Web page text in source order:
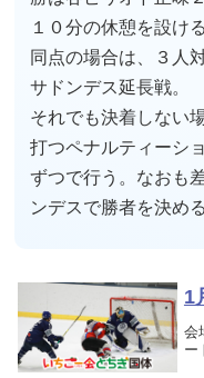
１０分の休憩を設ける
同点の場合は、３人
サドンデス延長戦。
それでも決着しない
打つペナルティーシ
ずつで行う。なおも
ンデスで勝者を決める
1
会
ー